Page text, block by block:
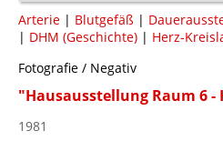
Arterie | Blutgefäß |
| DHM (Geschichte) | Herz-
Fotografie / Negativ
"Hausausstellung Raum 6 -
1981